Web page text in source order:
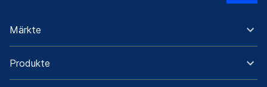
Märkte
Produkte